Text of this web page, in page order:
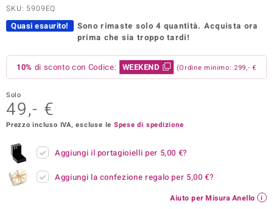
Collection
SKU: 5909EQ
Quasi esaurito! Sono rimaste solo 4 quantità. Acquista ora
prima che sia troppo tardi!
10% di sconto con Codice: WEEKEND (Ordine minimo: 299,- €
Solo
49,- €
Prezzo incluso IVA, escluse le Spese di spedizione
Aggiungi il portagioielli per 5,00 €?
Aggiungi la confezione regalo per 5,00 €?
Aiuto per Misura Anello